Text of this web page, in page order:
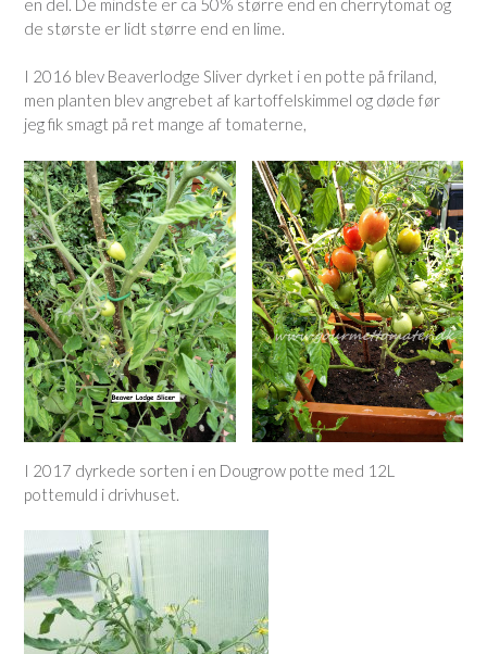
de største er lidt større end en lime.
I 2016 blev Beaverlodge Sliver dyrket i en potte på friland,
men planten blev angrebet af kartoffelskimmel og døde før
jeg fik smagt på ret mange af tomaterne,
I 2017 dyrkede sorten i en Dougrow potte med 12L
pottemuld i drivhuset.